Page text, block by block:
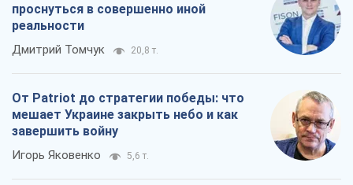
проснуться в совершенно иной
реальности
Дмитрий Томчук 20,8 т.
От Patriot до стратегии победы: что
мешает Украине закрыть небо и как
завершить войну
Игорь Яковенко 5,6 т.